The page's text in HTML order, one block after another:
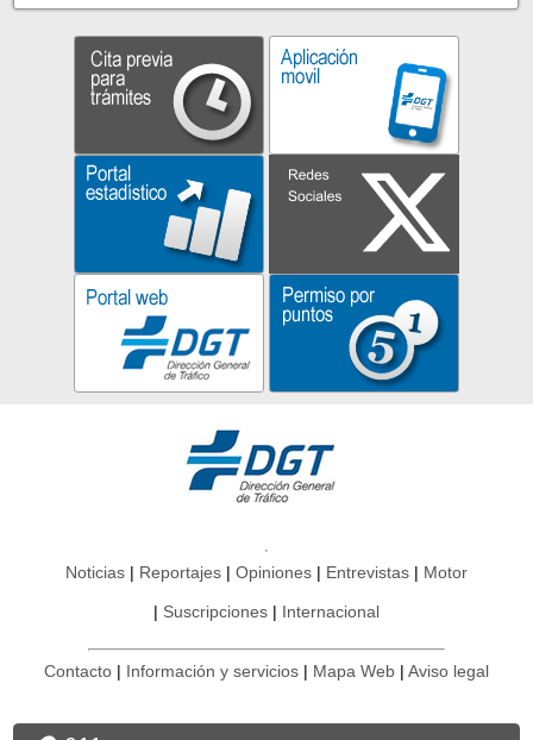
Noticias Reportajes Opiniones Entrevistas Motor
Suscripciones Internacional
Contacto Información y servicios Mapa Web Aviso legal